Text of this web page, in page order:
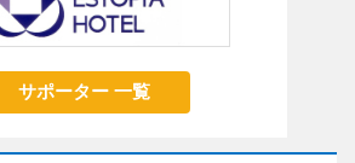
サポーター 一覧